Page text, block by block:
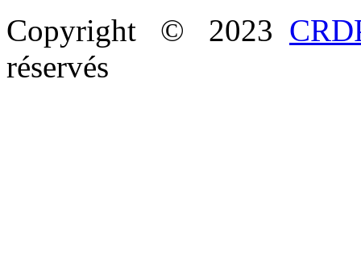
Copyright © 2023
réservés